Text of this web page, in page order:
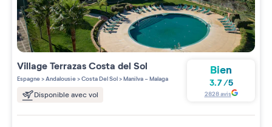
VillageTerrazas Costa del Sol
Espagne>Andalousie>Costa Del Sol>Manilva - Malaga
Disponible avec vol
Bien
3.7 /5
2828avis